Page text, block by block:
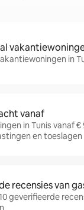
in
vanaf
in Tunis vanaf €
en toeslagen
recensies van
geverifieerde